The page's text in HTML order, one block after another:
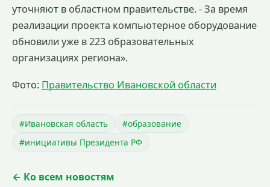
уточняют в областном правительстве. - За время
реализации проекта компьютерное оборудование
обновили уже в 223 образовательных
организациях региона».
Фото: Правительство Ивановской области
#Ивановская область
#образование
#инициативы Президента РФ
← Ко всем новостям